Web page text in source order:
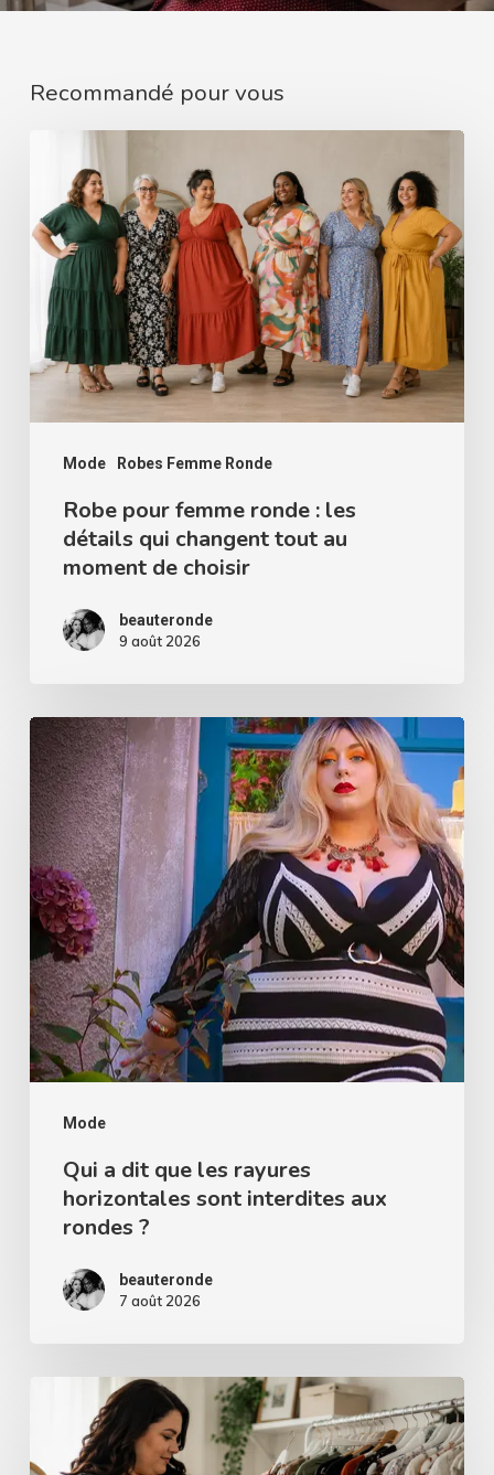
Recommandé pour vous
Mode Robes Femme Ronde
femme
ronde
les
détails
changent
moment
choisir
Robe pour femme ronde : les
détails qui changent tout au
moment de choisir
beauteronde
9 août 2026
Mode
Qui
a
dit
que
les
rayures
horizontales
sont
interdites
aux
rondes
Qui a dit que les rayures
horizontales sont interdites aux
rondes ?
beauteronde
7 août 2026
Comment
la